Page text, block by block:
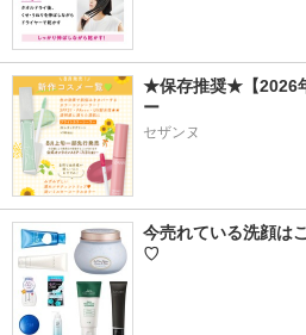
★保存推奨★【2026
ー
セザンヌ
今売れている洗顔は
♡